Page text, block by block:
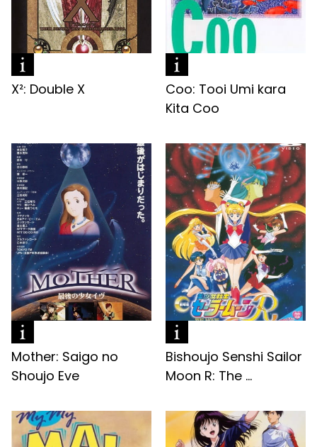
X²: Double X
Coo: Tooi Umi kara
Kita Coo
Mother: Saigo no
Shoujo Eve
Bishoujo Senshi Sailor
Moon R: The ...